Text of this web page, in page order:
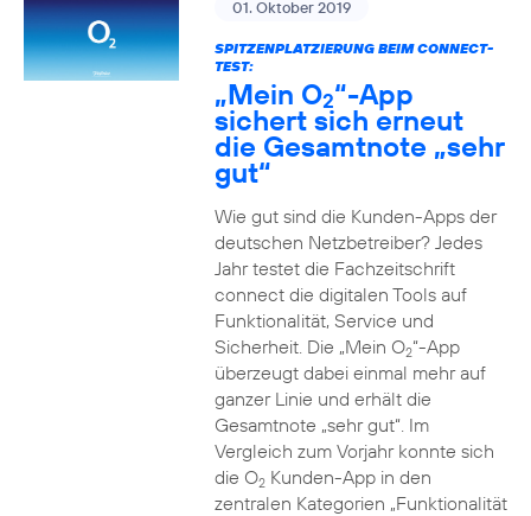
01. Oktober 2019
SPITZENPLATZIERUNG BEIM CONNECT-
TEST:
„Mein O2“-App
sichert sich erneut
die Gesamtnote „sehr
gut“
Wie gut sind die Kunden-Apps der
deutschen Netzbetreiber? Jedes
Jahr testet die Fachzeitschrift
connect die digitalen Tools auf
Funktionalität, Service und
Sicherheit. Die „Mein O2“-App
überzeugt dabei einmal mehr auf
ganzer Linie und erhält die
Gesamtnote „sehr gut“. Im
Vergleich zum Vorjahr konnte sich
die O2Kunden-App in den
zentralen Kategorien „Funktionalität